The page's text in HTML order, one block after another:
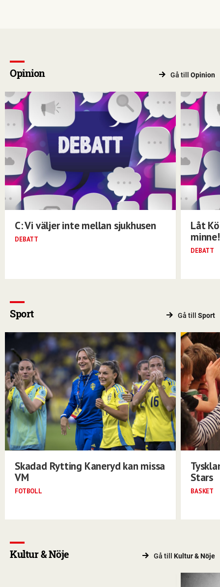
Opinion Gå till Opinion
C: Vi väljer inte mellan sjukhusen
DEBATT
Låt
minne!
DEBATT
Sport Gå till Sport
Skadad Rytting Kaneryd kan missa
VM
FOTBOLL
Stars
BASKET
Kultur & Nöje Gå till Kultur & Nöje